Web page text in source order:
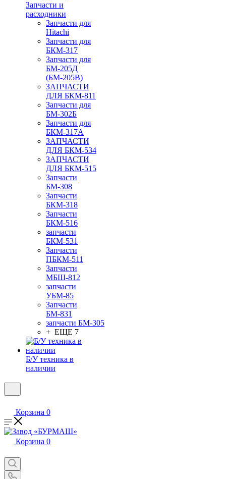
Запчасти и
расходники
Запчасти для
Hitachi
Запчасти для
БКМ-317
Запчасти для
БМ-205Д
(БМ-205В)
ЗАПЧАСТИ
ДЛЯ БКМ-811
Запчасти для
БМ-302Б
Запчасти для
БКМ-317А
ЗАПЧАСТИ
ДЛЯ БКМ-534
ЗАПЧАСТИ
ДЛЯ БКМ-515
Запчасти
БМ-308
Запчасти
БКМ-318
Запчасти
БКМ-516
запчасти
БКМ-531
Запчасти
ПБКМ-511
Запчасти
МБШ-812
запчасти
УБМ-85
Запчасти
БМ-831
запчасти БМ-305
+ ЕЩЕ 7
Б/У техника в
наличии
Корзина 0
Корзина 0